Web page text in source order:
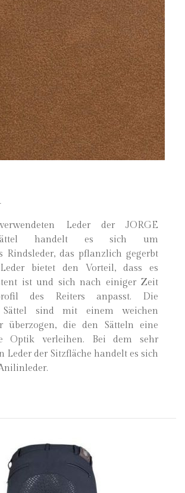
Leder der JORGE
Sättel handelt es sich um
Rindsleder, das pflanzlich gegerbt
bietet den Vorteil, dass es
ist und sich nach einiger Zeit
des Reiters anpasst. Die
Sättel sind mit einem weichen
überzogen, die den Sätteln eine
Optik verleihen. Bei dem sehr
Leder der Sitzfläche handelt es sich